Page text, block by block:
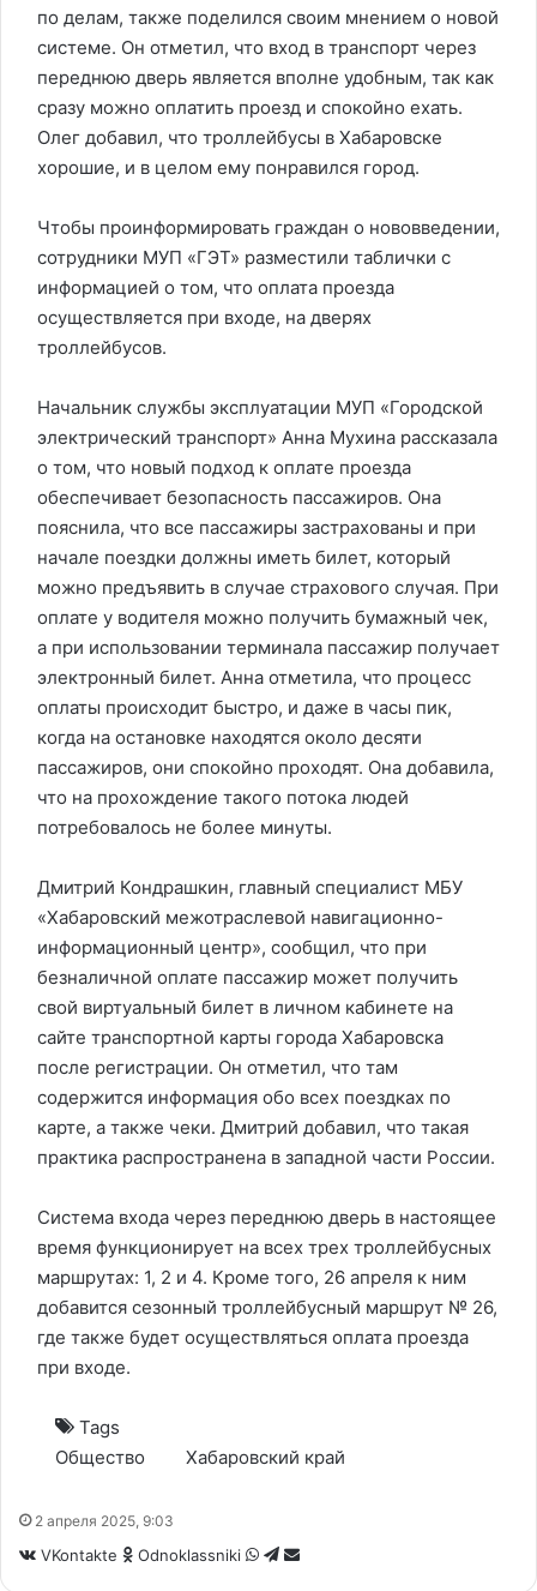
по делам, также поделился своим мнением о новой
системе. Он отметил, что вход в транспорт через
переднюю дверь является вполне удобным, так как
сразу можно оплатить проезд и спокойно ехать.
Олег добавил, что троллейбусы в Хабаровске
хорошие, и в целом ему понравился город.
Чтобы проинформировать граждан о нововведении,
сотрудники МУП «ГЭТ» разместили таблички с
информацией о том, что оплата проезда
осуществляется при входе, на дверях
троллейбусов.
Начальник службы эксплуатации МУП «Городской
электрический транспорт» Анна Мухина рассказала
о том, что новый подход к оплате проезда
обеспечивает безопасность пассажиров. Она
пояснила, что все пассажиры застрахованы и при
начале поездки должны иметь билет, который
можно предъявить в случае страхового случая. При
оплате у водителя можно получить бумажный чек,
а при использовании терминала пассажир получает
электронный билет. Анна отметила, что процесс
оплаты происходит быстро, и даже в часы пик,
когда на остановке находятся около десяти
пассажиров, они спокойно проходят. Она добавила,
что на прохождение такого потока людей
потребовалось не более минуты.
Дмитрий Кондрашкин, главный специалист МБУ
«Хабаровский межотраслевой навигационно-
информационный центр», сообщил, что при
безналичной оплате пассажир может получить
свой виртуальный билет в личном кабинете на
сайте транспортной карты города Хабаровска
после регистрации. Он отметил, что там
содержится информация обо всех поездках по
карте, а также чеки. Дмитрий добавил, что такая
практика распространена в западной части России.
Система входа через переднюю дверь в настоящее
время функционирует на всех трех троллейбусных
маршрутах: 1, 2 и 4. Кроме того, 26 апреля к ним
добавится сезонный троллейбусный маршрут № 26,
где также будет осуществляться оплата проезда
при входе.
Tags
Общество
Хабаровский край
2 апреля 2025, 9:03
VKontakte Odnoklassniki WhatsApp
Telegram
Share